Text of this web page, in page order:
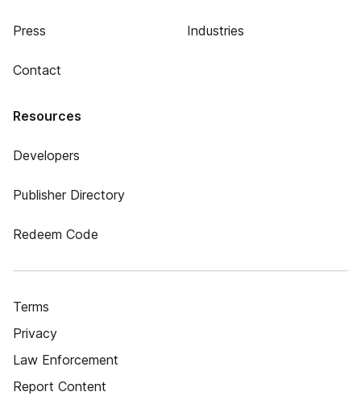
Press
Contact
Industries
Resources
Developers
Publisher Directory
Redeem Code
Terms
Privacy
Law Enforcement
Report Content